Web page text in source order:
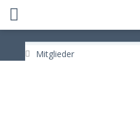
Mitglieder